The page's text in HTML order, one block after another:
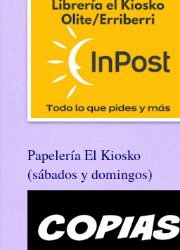
Papelería El Kiosko
(sábados y domingos)